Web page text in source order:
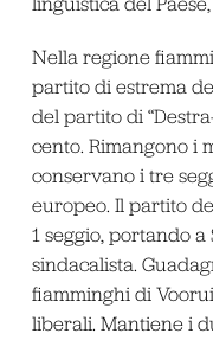
Nella regione
partito di estrema
del partito di
cento. Rimangono i
conservano i tre
europeo. Il partito
1 seggio, portando
sindacalista.
fiamminghi di
liberali. Mantiene i